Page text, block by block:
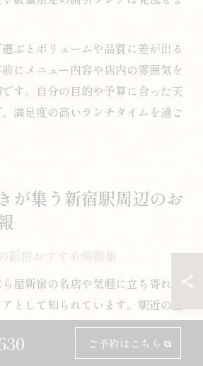
ぶとボリュームや品質に差が出る
にメニュー内容や店内の雰囲気を
す。自分の目的や予算に合った天
満足度の高いランチタイムを過ご
が集う新宿駅周辺のお
新宿おすすめ情報集
屋新宿の名店や気軽に立ち寄れる
として知られています。駅近の立
に最適で、ビジネス利用から観光
宝されています。老舗の伝統を守
ご予約はこちら